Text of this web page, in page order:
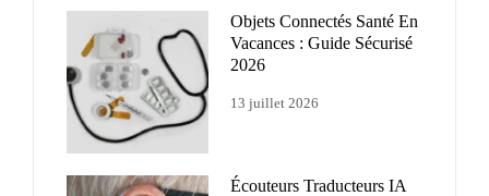
Objets Connectés Santé En
Vacances : Guide Sécurisé
2026
13 juillet 2026
Écouteurs Traducteurs IA